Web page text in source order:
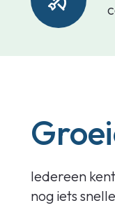
Iedereen
nog iets